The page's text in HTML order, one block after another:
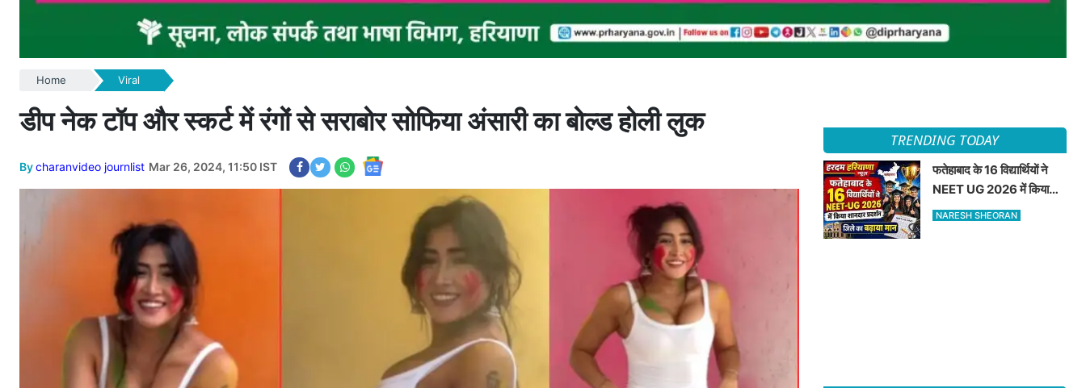
Home Viral
डीप नेक टॉप और स्कर्ट में रंगों से सराबोर सोफिया अंसारी का बोल्ड होली लुक
Bycharanvideo journlist Mar 26, 2024, 11:50 IST
TRENDING TODAY
फतेहाबाद के 16 विद्यार्थियों ने
NEET UG 2026 में किया
शानदार प्रदर्शन जिले का बढ़ाया
NARESH SHEORAN